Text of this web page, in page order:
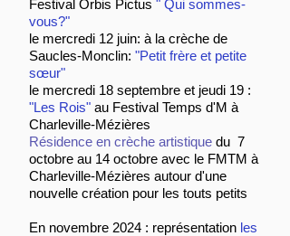
Festival Orbis Pictus " Qui sommes-
vous?"
le mercredi 12 juin: à la crèche de
Saucles-Monclin: "Petit frère et petite
sœur"
le mercredi 18 septembre et jeudi 19 :
"Les Rois" au Festival Temps d'M à
Charleville-Mézières
Résidence en crèche artistique du 7
octobre au 14 octobre avec le FMTM à
Charleville-Mézières autour d'une
nouvelle création pour les touts petits
En novembre 2024 : représentation les